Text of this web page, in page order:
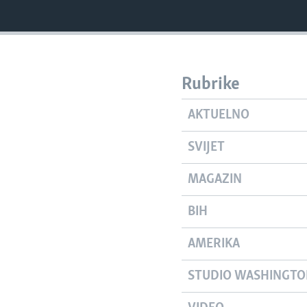
Rubrike
AKTUELNO
SVIJET
MAGAZIN
BIH
AMERIKA
STUDIO